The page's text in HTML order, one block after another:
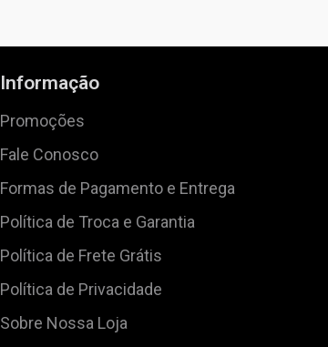
Informação
Promoções
Fale Conosco
Formas de Pagamento e Entrega
Política de Troca e Garantia
Política de Frete Grátis
Política de Privacidade
Sobre Nossa Loja